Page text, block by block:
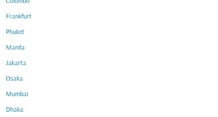
Frankfurt
Phuket
Manila
Jakarta
Osaka
Mumbai
Dhaka